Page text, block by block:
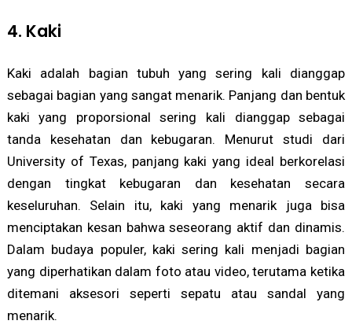
4. Kaki
Kaki adalah bagian tubuh yang sering kali dianggap
sebagai bagian yang sangat menarik. Panjang dan bentuk
kaki yang proporsional sering kali dianggap sebagai
tanda kesehatan dan kebugaran. Menurut studi dari
University of Texas, panjang kaki yang ideal berkorelasi
dengan tingkat kebugaran dan kesehatan secara
keseluruhan. Selain itu, kaki yang menarik juga bisa
menciptakan kesan bahwa seseorang aktif dan dinamis.
Dalam budaya populer, kaki sering kali menjadi bagian
yang diperhatikan dalam foto atau video, terutama ketika
ditemani aksesori seperti sepatu atau sandal yang
menarik.